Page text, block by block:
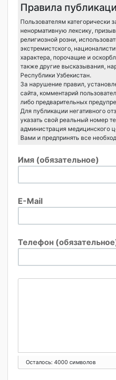
Правила
Пользователям категорически
ненормативную лексику,
религиозной розни,
экстремистского,
характера, порочащие и
также другие высказывания,
Республики Узбекистан.
За нарушение правил,
сайта, комментарий
либо предварительных
Для публикации негативного
указать свой реальный номер
администрация медицинского
Вами и предпринять все
Имя (обязательное)
E-Mail
Телефон
Осталось: 4000 символов